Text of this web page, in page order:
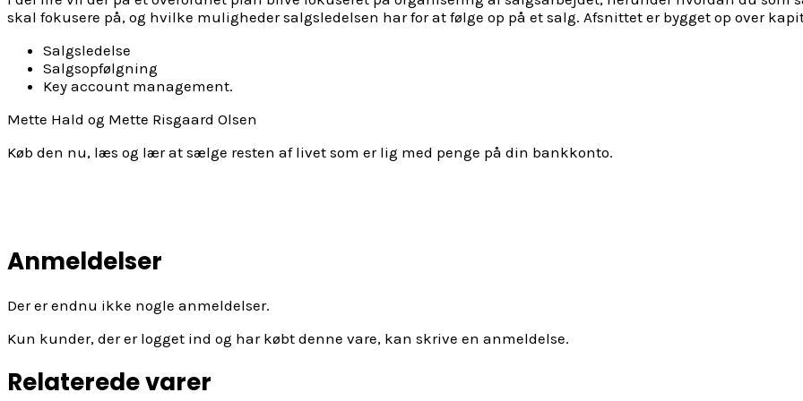
skal fokusere på, og hvilke muligheder salgsledelsen har for at følge op på et salg. Afsnittet er bygget op over
Salgsledelse
Salgsopfølgning
Key account management.
Mette Hald og Mette Risgaard Olsen
Køb den nu, læs og lær at sælge resten af livet som er lig med penge på din bankkonto.
Anmeldelser
Der er endnu ikke nogle anmeldelser.
Kun kunder, der er logget ind og har købt denne vare, kan skrive en anmeldelse.
Relaterede varer